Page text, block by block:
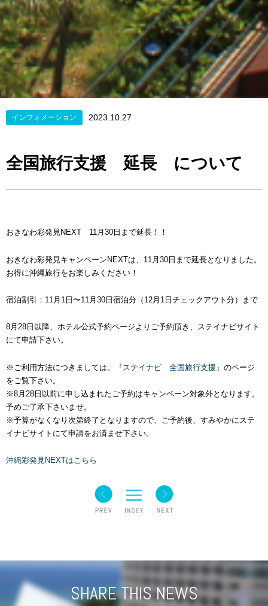
インフォメーション 2023.10.27
全国旅行支援 延長 について
おきなわ彩発見NEXT 11月30日まで延長！！
おきなわ彩発見キャンペーンNEXTは、11月30日まで延長となりました。
お得に沖縄旅行をお楽しみください！
宿泊割引：11月1日〜11月30日宿泊分（12月1日チェックアウト分）まで
8月28日以降、ホテル公式予約ページよりご予約頂き、ステイナビサイト
にて申請下さい。
※ご利用方法につきましては、 『ステイナビ 全国旅行支援』 のページ
をご覧下さい。
※8月28日以前に申し込まれたご予約はキャンペーン対象外となります。
予めご了承下さいませ。
※予算がなくなり次第終了となりますので、ご予約後、すみやかにステ
イナビサイトにて申請をお済ませ下さい。
沖縄彩発見NEXTはこちら
SHARE THIS NEWS